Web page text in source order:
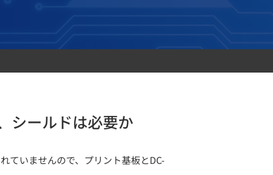
シールドは必要か
ていませんので、プリント基板とDC-